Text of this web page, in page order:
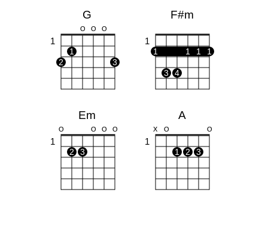
G
O O O
1
1
2
3
F#m
1
1 1 1 1
3 4
Em
O O O O
1
2 3
A
X O O
1
1 2 3